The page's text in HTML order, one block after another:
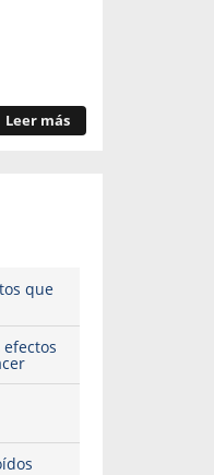
Leer más
que